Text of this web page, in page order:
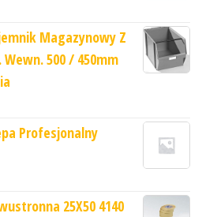
Magazynowy Z
Wewn. 500 / 450mm
Profesjonalny
25X50 4140